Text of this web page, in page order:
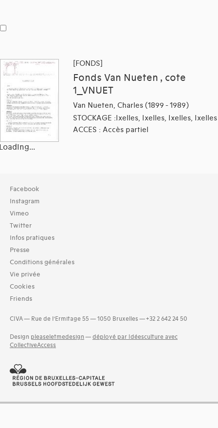
[FONDS]
Fonds Van Nueten , cote
1_VNUET
Van Nueten, Charles (1899 - 1989)
STOCKAGE :Ixelles, Ixelles, Ixelles, Ixelles
ACCES : Accès partiel
Facebook
Instagram
Vimeo
Twitter
Infos pratiques
Presse
Conditions générales
Vie privée
Cookies
Friends
CIVA — Rue de l’Ermitage 55 — 1050 Bruxelles — +32 2 642 24 50
Design pleaseletmedesign — déployé par Idéesculture avec
CollectiveAccess